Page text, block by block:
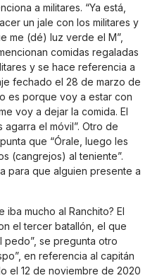
a militares. “Ya está,
un jale con los militares y
me (dé) luz verde el M”,
comidas regaladas
y se hace referencia a
fechado el 28 de marzo de
es porque voy a estar con
voy a dejar la comida. El
el móvil”. Otro de
que “Órale, luego les
(cangrejos) al teniente”.
para que alguien presente a
iba mucho al Ranchito? El
el tercer batallón, el que
pedo”, se pregunta otro
en referencia al capitán
el 12 de noviembre de 2020